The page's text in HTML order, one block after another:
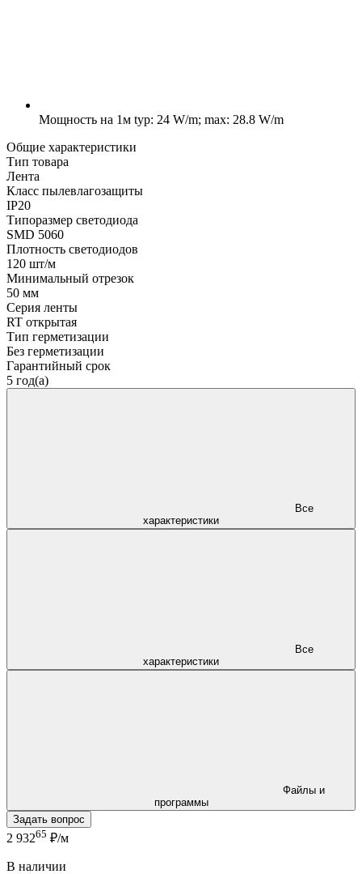
Мощность на 1м typ: 24 W/m; max: 28.8 W/m
Общие характеристики
Тип товара
Лента
Класс пылевлагозащиты
IP20
Типоразмер светодиода
SMD 5060
Плотность светодиодов
120 шт/м
Минимальный отрезок
50 мм
Серия ленты
RT открытая
Тип герметизации
Без герметизации
Гарантийный срок
5 год(а)
характеристики
характеристики
программы
Задать вопрос
2 93265 ₽/м
В наличии